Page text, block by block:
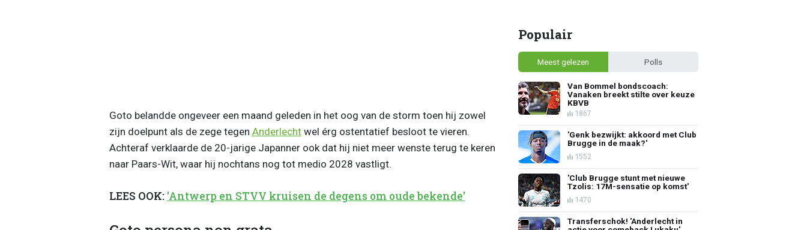
Goto belandde ongeveer een maand geleden in het oog van de storm toen hij zowel
zijn doelpunt als de zege tegen Anderlechtwel érg ostentatief besloot te vieren.
Achteraf verklaarde de 20-jarige Japanner ook dat hij niet meer wenste terug te keren
naar Paars-Wit, waar hij nochtans nog tot medio 2028 vastligt.
LEES OOK: 'Antwerp en STVV kruisen de degens om oude bekende'
Populair
Meest gelezen Polls
Van Bommel bondscoach:
Vanaken breekt stilte over keuze
KBVB
1867
'Genk bezwijkt: akkoord met Club
Brugge in de maak?'
1552
'Club Brugge stunt met nieuwe
Tzolis: 17M-sensatie op komst'
1470
Transferschok! 'Anderlecht in